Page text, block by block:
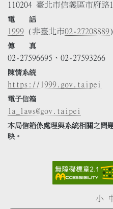
110204 臺北市信義區市府路
電 話
1999 (非臺北市02-27208889)
傳 真
02-27596695、02-27593266
陳情系統
https://1999.gov.taipei
電子信箱
la_laws@gov.taipei
本局信箱係處理與系統相關之問
映。
小